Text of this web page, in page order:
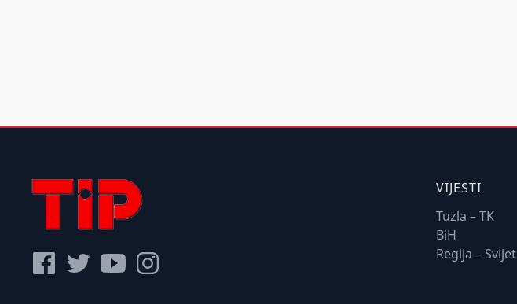
VIJESTI
Tuzla – TK
BiH
Regija – Svijet